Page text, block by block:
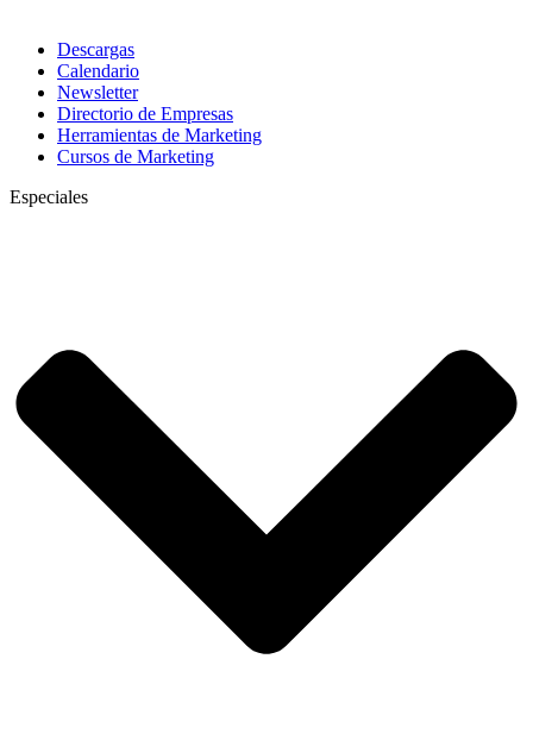
Descargas
Calendario
Newsletter
Directorio de Empresas
Herramientas de Marketing
Cursos de Marketing
Especiales